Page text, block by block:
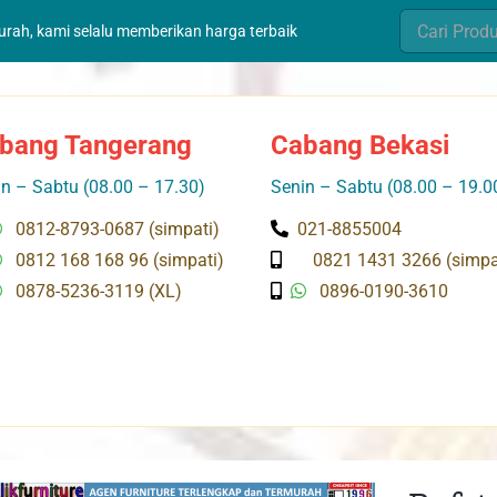
kami selalu memberikan harga terbaik
Search
for:
Tangerang
– Sabtu (08.00 – 17.30)
0812-8793-0687 (simpati)
0812 168 168 96 (simpati)
0878-5236-3119 (XL)
Cabang Bekasi
Senin – Sabtu (08.00 –
021-8855004
0821 1431 3266
0896-0190-3610